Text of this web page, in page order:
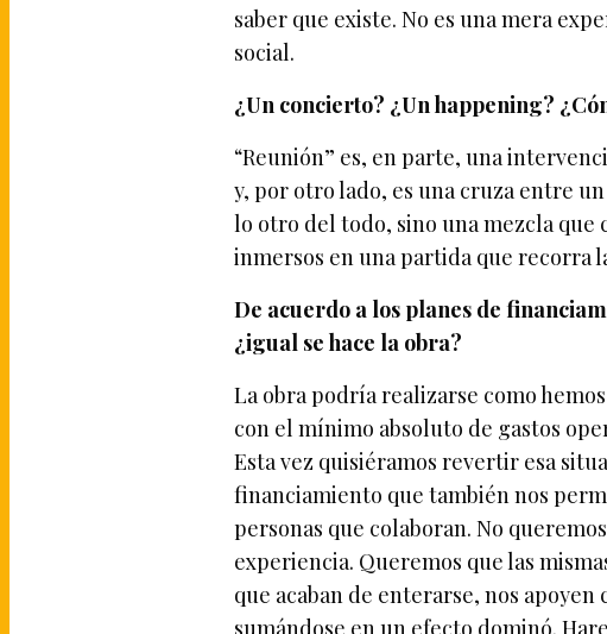
saber que existe. No es una mera
social.
¿Un concierto? ¿Un happening?
“Reunión” es, en parte, una
y, por otro lado, es una cruza entre
lo otro del todo, sino una mezcla que
inmersos en una partida que recorra
De acuerdo a los planes de
¿igual se hace la obra?
La obra podría realizarse como
con el mínimo absoluto de gastos
Esta vez quisiéramos revertir esa
financiamiento que también nos
personas que colaboran. No
experiencia. Queremos que las
que acaban de enterarse, nos
sumándose en un efecto dominó.